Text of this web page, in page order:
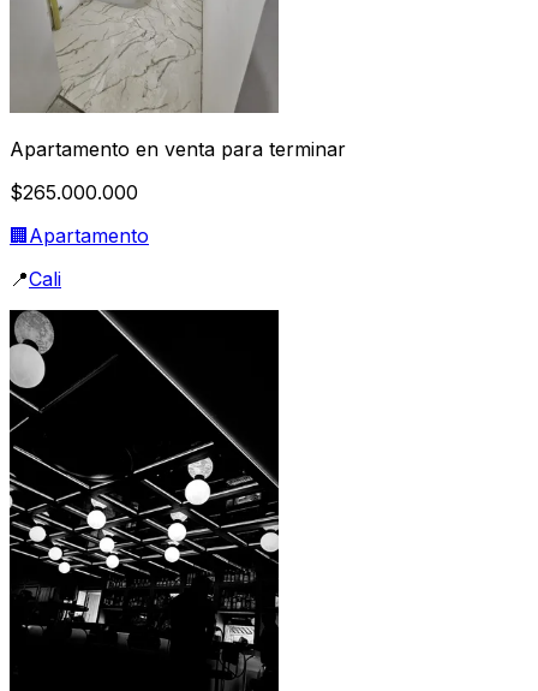
Apartamento en venta para terminar
$265.000.000
🏢 Apartamento
📍Cali